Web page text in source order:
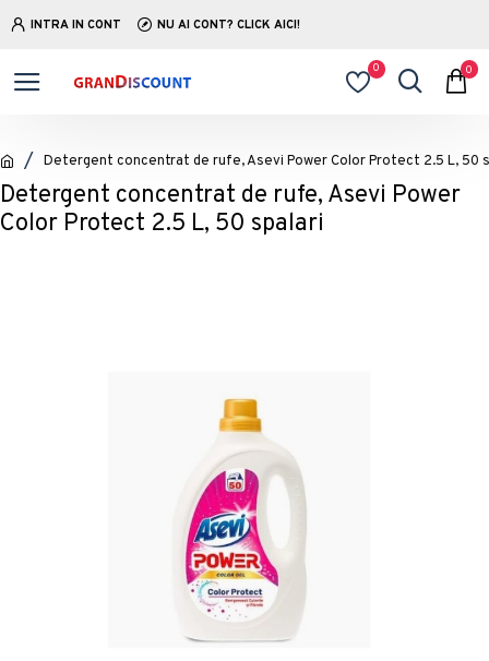
INTRA IN CONT NU AI CONT? CLICK AICI!
0 0
Detergent concentrat de rufe, Asevi Power Color Protect 2.5 L, 50
Detergent concentrat de rufe, Asevi Power
Color Protect 2.5 L, 50 spalari